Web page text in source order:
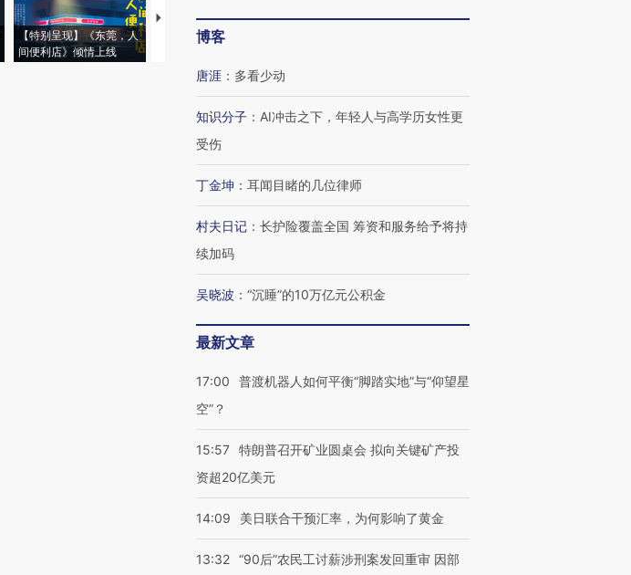
【特别呈现】《东莞，人
间便利店》倾情上线
【推广】走进第四届链博
会，让数智科技“链”接产
【商旅对话】华住集团
博客
唐涯 ： 多看少动
知识分子 ： AI冲击之下，年轻人与高学历女性更
受伤
丁金坤 ： 耳闻目睹的几位律师
村夫日记 ： 长护险覆盖全国 筹资和服务给予将持
续加码
吴晓波 ： “沉睡”的10万亿元公积金
最新文章
17:00
普渡机器人如何平衡“脚踏实地”与“仰望星
空”？
15:57 特朗普召开矿业圆桌会 拟向关键矿产投
资超20亿美元
14:09 美日联合干预汇率，为何影响了黄金
13:32 “90后”农民工讨薪涉刑案发回重审 因部